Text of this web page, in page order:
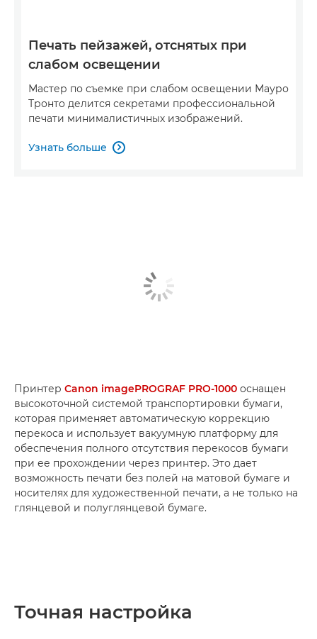
Печать пейзажей, отснятых при
слабом освещении
Мастер по съемке при слабом освещении Мауро
Тронто делится секретами профессиональной
печати минималистичных изображений.
Узнать больше 
Принтер Canon imagePROGRAF PRO-1000 оснащен
высокоточной системой транспортировки бумаги,
которая применяет автоматическую коррекцию
перекоса и использует вакуумную платформу для
обеспечения полного отсутствия перекосов бумаги
при ее прохождении через принтер. Это дает
возможность печати без полей на матовой бумаге и
носителях для художественной печати, а не только на
глянцевой и полуглянцевой бумаге.
Точная настройка